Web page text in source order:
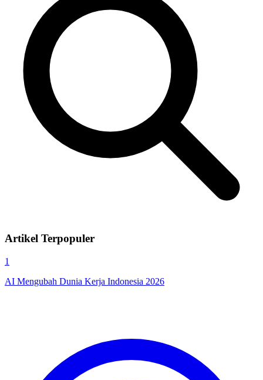
Artikel Terpopuler
1
AI Mengubah Dunia Kerja Indonesia 2026